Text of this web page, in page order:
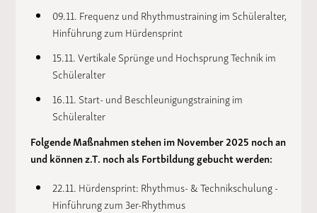
09.11. Frequenz und Rhythmustraining im Schüleralter,
Hinführung zum Hürdensprint
15.11. Vertikale Sprünge und Hochsprung Technik im
Schüleralter
16.11. Start- und Beschleunigungstraining im
Schüleralter
Folgende Maßnahmen stehen im November 2025 noch an
und können z.T. noch als Fortbildung gebucht werden:
22.11. Hürdensprint: Rhythmus- & Technikschulung -
Hinführung zum 3er-Rhythmus